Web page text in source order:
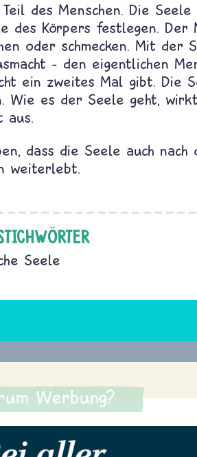
des Menschen. Die Seele
des Körpers festlegen. Der
oder schmecken. Mit der
– den eigentlichen
ein zweites Mal gibt. Die
Wie es der Seele geht,
aus.
dass die Seele auch nach
weiterlebt.
Seele
Werbung?